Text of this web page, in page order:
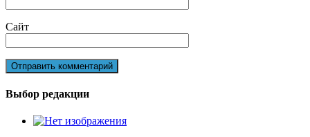
Сайт
Выбор редакции